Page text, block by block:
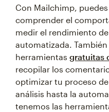
Con Mailchimp,
comprender el
medir el rendimiento
automatizada.
herramientas gratuitas
recopilar los
optimizar tu proceso
análisis hasta la
tenemos las